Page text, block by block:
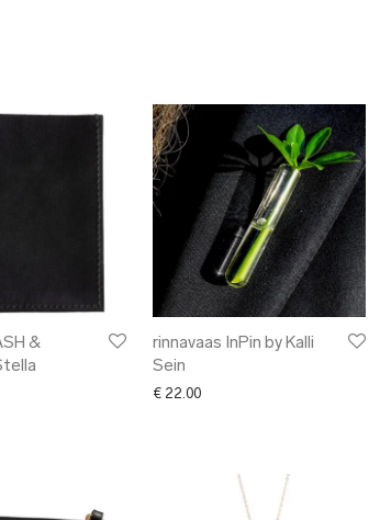
&
rinnavaas InPin by Kalli
Sein
€ 22.00